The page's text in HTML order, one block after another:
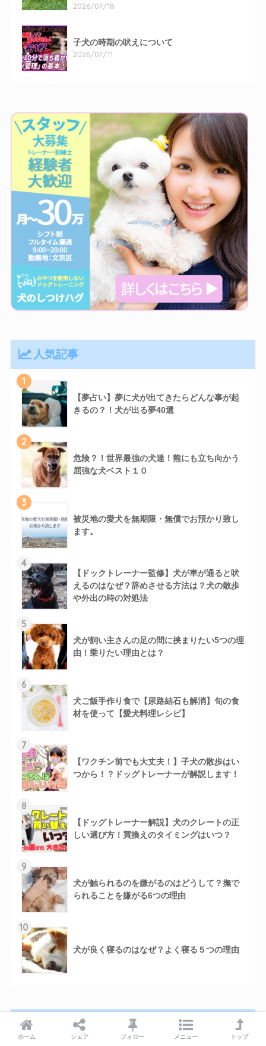
2026/07/18
子犬の時期の吠えについて
2026/07/11
人気記事
1
【夢占い】夢に犬が出てきたらどんな事が起
きるの？！犬が出る夢40選
2
危険？！世界最強の犬達！熊にも立ち向かう
屈強な犬ベスト１０
3
被災地の愛犬を無期限・無償でお預かり致し
ます。
4
【ドックトレーナー監修】犬が車が通ると吠
えるのはなぜ？辞めさせる方法は？犬の散歩
や外出の時の対処法
5
犬が飼い主さんの足の間に挟まりたい5つの理
由！乗りたい理由とは？
6
犬ご飯手作り食で【尿路結石も解消】旬の食
材を使って【愛犬料理レシピ】
7
【ワクチン前でも大丈夫！】子犬の散歩はい
つから！？ドッグトレーナーが解説します！
8
【ドッグトレーナー解説】犬のクレートの正
しい選び方！買換えのタイミングはいつ？
9
犬が触られるのを嫌がるのはどうして？撫で
られることを嫌がる6つの理由
10
犬が良く寝るのはなぜ？よく寝る５つの理由
Follow Me
ホーム シェア フォロー メニュー トップ